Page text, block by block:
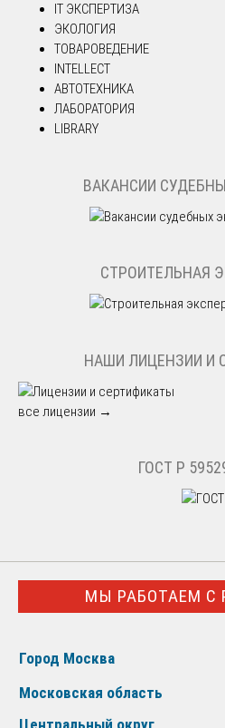
IT ЭКСПЕРТИЗА
ЭКОЛОГИЯ
ТОВАРОВЕДЕНИЕ
INTELLECT
АВТОТЕХНИКА
ЛАБОРАТОРИЯ
LIBRARY
ВАКАНСИИ
СТРОИТЕЛЬНАЯ
НАШИ ЛИЦЕНЗИИ И
все лицензии →
ГОСТ Р
МЫ РАБОТАЕМ С
Город Москва
Московская область